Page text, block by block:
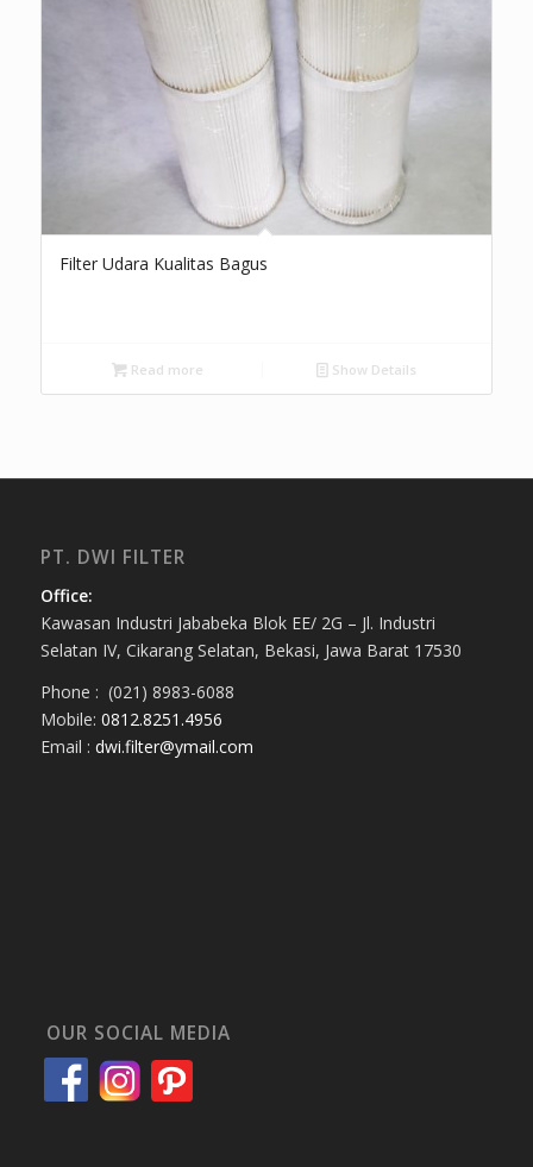
Filter Udara Kualitas Bagus
Read more Show Details
PT. DWI FILTER
Office:
Kawasan Industri Jababeka Blok EE/ 2G – Jl. Industri
Selatan IV, Cikarang Selatan, Bekasi, Jawa Barat 17530
Phone : (021) 8983-6088
Mobile: 0812.8251.4956
Email : dwi.filter@ymail.com
OUR SOCIAL MEDIA